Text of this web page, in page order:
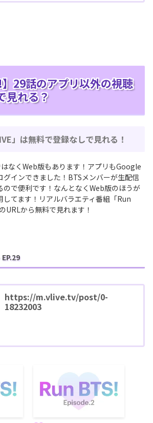
】29話のアプリ以外の視聴
見れる？
」は無料で登録なしで見れる！
なくWeb版もあります！アプリもGoogle
グインできました！BTSメンバーが生配信
ので便利です！なんとなくWeb版のほうが
してます！リアルバラエティ番組「Run
URLから無料で見れます！
https://m.vlive.tv/post/0-
18232003